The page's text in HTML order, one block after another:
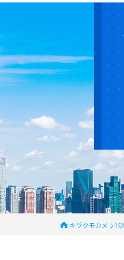
キヅクモカメラ